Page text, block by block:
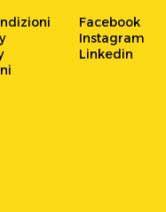
Facebook
Instagram
Linkedin